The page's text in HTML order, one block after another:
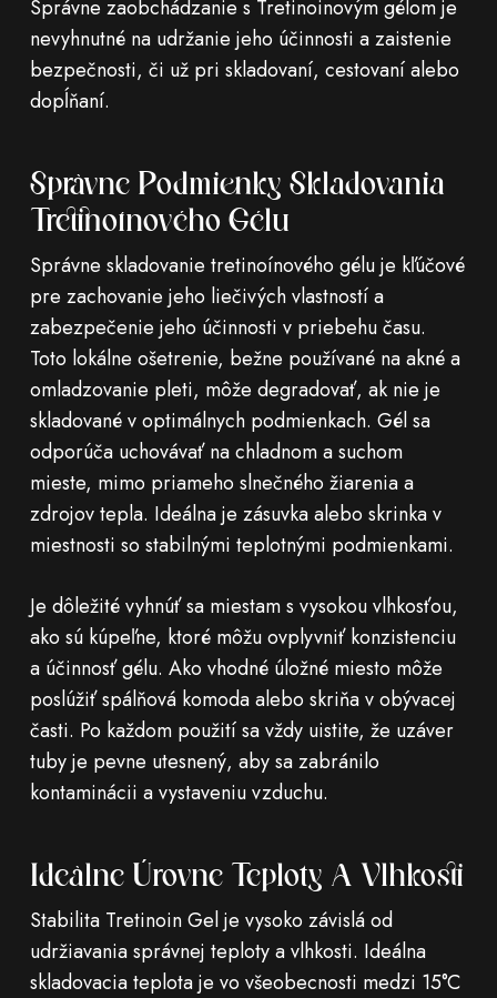
Správne zaobchádzanie s Tretinoinovým gélom je
nevyhnutné na udržanie jeho účinnosti a zaistenie
bezpečnosti, či už pri skladovaní, cestovaní alebo
dopĺňaní.
Správne Podmienky Skladovania
Tretinoínového Gélu
Správne skladovanie tretinoínového gélu je kľúčové
pre zachovanie jeho liečivých vlastností a
zabezpečenie jeho účinnosti v priebehu času.
Toto lokálne ošetrenie, bežne používané na akné a
omladzovanie pleti, môže degradovať, ak nie je
skladované v optimálnych podmienkach. Gél sa
odporúča uchovávať na chladnom a suchom
mieste, mimo priameho slnečného žiarenia a
zdrojov tepla. Ideálna je zásuvka alebo skrinka v
miestnosti so stabilnými teplotnými podmienkami.
Je dôležité vyhnúť sa miestam s vysokou vlhkosťou,
ako sú kúpeľne, ktoré môžu ovplyvniť konzistenciu
a účinnosť gélu. Ako vhodné úložné miesto môže
poslúžiť spálňová komoda alebo skriňa v obývacej
časti. Po každom použití sa vždy uistite, že uzáver
tuby je pevne utesnený, aby sa zabránilo
kontaminácii a vystaveniu vzduchu.
Ideálne Úrovne Teploty A Vlhkosti
Stabilita Tretinoin Gel je vysoko závislá od
udržiavania správnej teploty a vlhkosti. Ideálna
skladovacia teplota je vo všeobecnosti medzi 15°C